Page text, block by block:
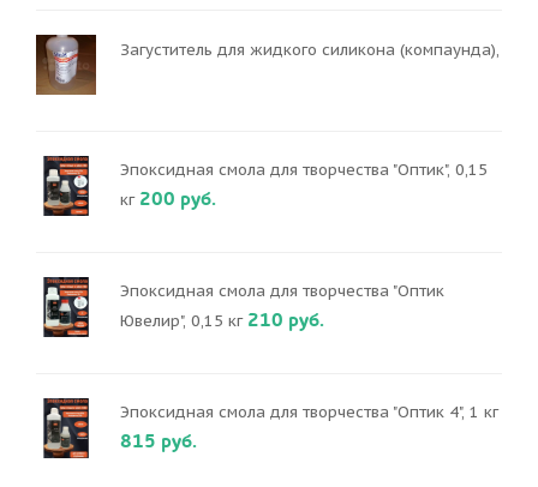
Загуститель для жидкого силикона (компаунда),
Эпоксидная смола для творчества "Оптик", 0,15
кг 200 руб.
Эпоксидная смола для творчества "Оптик
Ювелир", 0,15 кг 210 руб.
Эпоксидная смола для творчества "Оптик 4", 1 кг
815 руб.